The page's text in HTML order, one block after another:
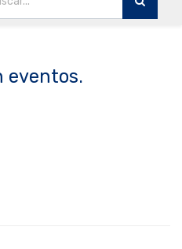
eventos.